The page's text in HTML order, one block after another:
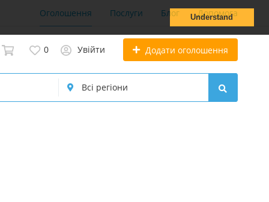
Understand
Оголошення Послуги Блог Допомога
0 Увійти Додати оголошення